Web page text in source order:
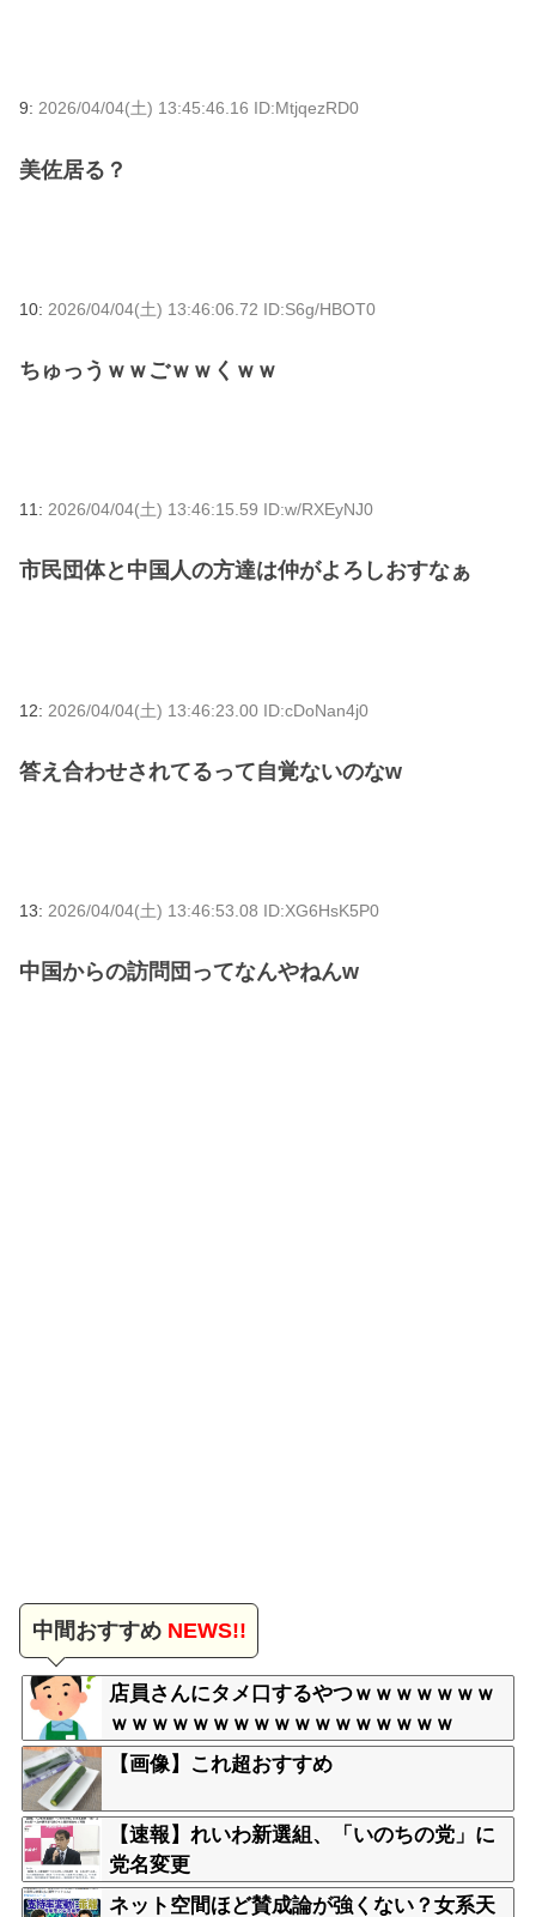
9: 2026/04/04(土) 13:45:46.16 ID:MtjqezRD0
美佐居る？
10: 2026/04/04(土) 13:46:06.72 ID:S6g/HBOT0
ちゅっうｗｗごｗｗくｗｗ
11: 2026/04/04(土) 13:46:15.59 ID:w/RXEyNJ0
市民団体と中国人の方達は仲がよろしおすなぁ
12: 2026/04/04(土) 13:46:23.00 ID:cDoNan4j0
答え合わせされてるって自覚ないのなw
13: 2026/04/04(土) 13:46:53.08 ID:XG6HsK5P0
中国からの訪問団ってなんやねんw
中間おすすめNEWS!!
店員さんにタメ口するやつｗｗｗｗｗｗｗ
ｗｗｗｗｗｗｗｗｗｗｗｗｗｗｗｗｗ
【画像】これ超おすすめ
【速報】れいわ新選組、「いのちの党」に
党名変更
ネット空間ほど賛成論が強くない？女系天